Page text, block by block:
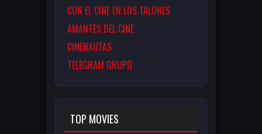
CON EL CINE EN LOS TALONES
AMANTES DEL CINE
CINENAUTAS
TELEGRAM GRUPO
TOP MOVIES